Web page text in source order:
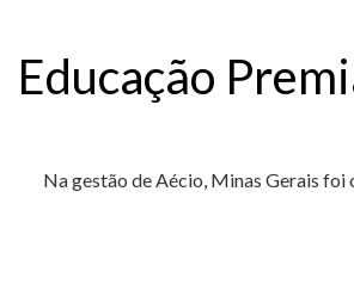
Educação
Na gestão de Aécio, Minas Gerais foi